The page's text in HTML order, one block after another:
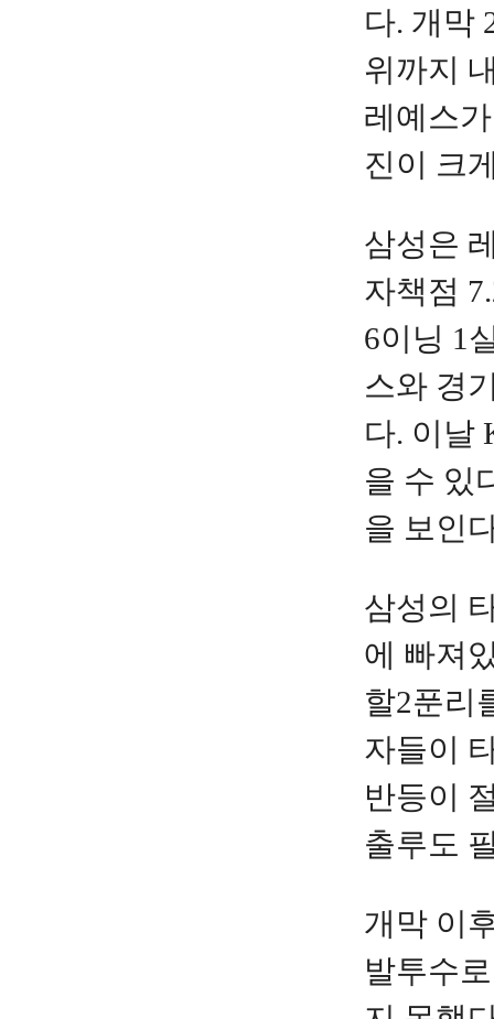
다. 개막
위까지
레예스
진이 크
삼성은
자책점
6이닝 1
스와 경
다. 이날
을 수 있
을 보인
삼성의
에 빠져
할2푼리
자들이
반등이
출루도
개막 이
발투수